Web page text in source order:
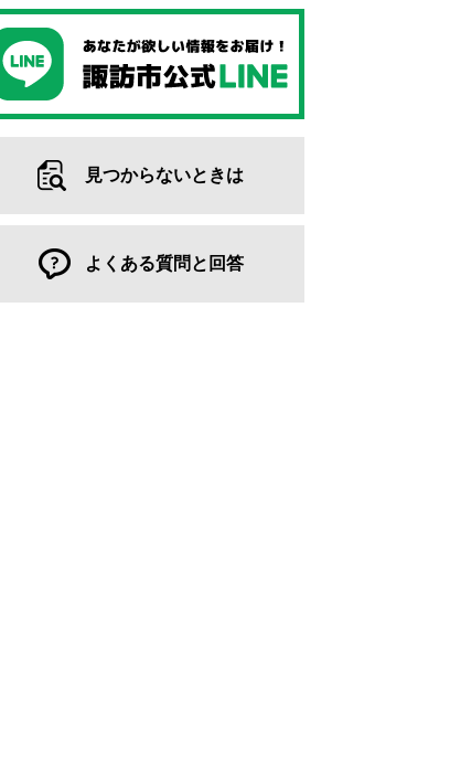
見つからないときは
よくある質問と回答